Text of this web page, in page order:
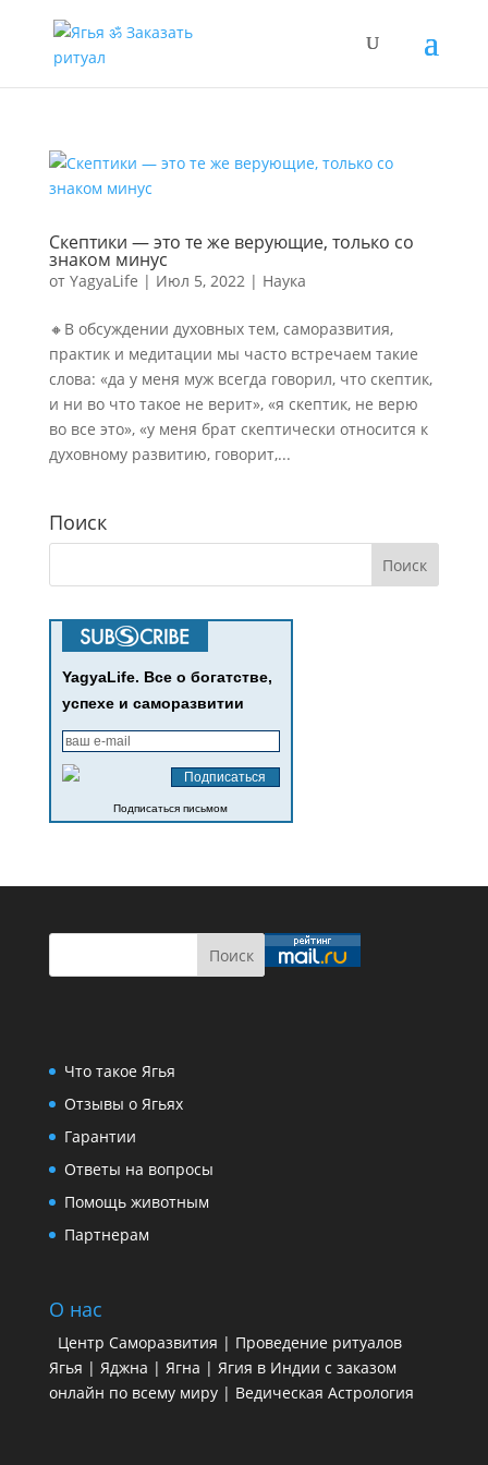
Скептики — это те же верующие, только со
знаком минус
от YagyaLife | Июл 5, 2022| Наука
🔸В обсуждении духовных тем, саморазвития,
практик и медитации мы часто встречаем такие
слова: «да у меня муж всегда говорил, что скептик,
и ни во что такое не верит», «я скептик, не верю
во все это», «у меня брат скептически относится к
духовному развитию, говорит,...
Поиск
YagyaLife. Все о богатстве,
успехе и саморазвитии
Подписаться письмом
Что такое Ягья
Отзывы о Ягьях
Гарантии
Ответы на вопросы
Помощь животным
Партнерам
О нас
Центр Саморазвития | Проведение ритуалов
Ягья | Яджна | Ягна | Ягия в Индии с заказом
онлайн по всему миру | Ведическая Астрология